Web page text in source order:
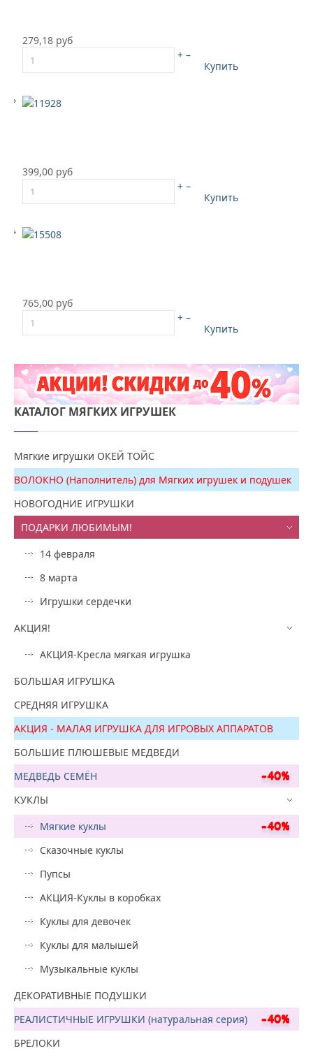
279,18 руб
+ –
Купить
399,00 руб
+ –
Купить
765,00 руб
+ –
Купить
КАТАЛОГ МЯГКИХ ИГРУШЕК
Мягкие игрушки ОКЕЙ ТОЙС
ВОЛОКНО (Наполнитель) для Мягких игрушек и подушек
НОВОГОДНИЕ ИГРУШКИ
ПОДАРКИ ЛЮБИМЫМ!
14 февраля
8 марта
Игрушки сердечки
АКЦИЯ!
АКЦИЯ-Кресла мягкая игрушка
БОЛЬШАЯ ИГРУШКА
СРЕДНЯЯ ИГРУШКА
АКЦИЯ - МАЛАЯ ИГРУШКА ДЛЯ ИГРОВЫХ АППАРАТОВ
БОЛЬШИЕ ПЛЮШЕВЫЕ МЕДВЕДИ
МЕДВЕДЬ СЕМЁН
КУКЛЫ
Мягкие куклы
Сказочные куклы
Пупсы
АКЦИЯ-Куклы в коробках
Куклы для девочек
Куклы для малышей
Музыкальные куклы
ДЕКОРАТИВНЫЕ ПОДУШКИ
РЕАЛИСТИЧНЫЕ ИГРУШКИ (натуральная серия)
БРЕЛОКИ